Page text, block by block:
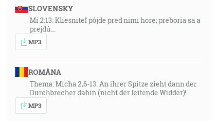
SLOVENSKY
Mi 2:13: Kliesniteľ pôjde pred nimi hore; preboria sa a
prejdú…
MP3
ROMÂNA
Thema: Micha 2,6-13: An ihrer Spitze zieht dann der
Durchbrecher dahin (nicht der leitende Widder)!
MP3